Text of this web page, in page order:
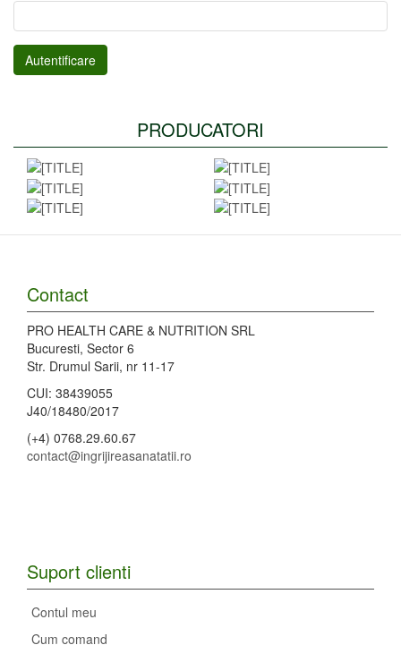
Autentificare
PRODUCATORI
Contact
PRO HEALTH CARE & NUTRITION SRL
Bucuresti, Sector 6
Str. Drumul Sarii, nr 11-17
CUI: 38439055
J40/18480/2017
(+4) 0768.29.60.67
contact@ingrijireasanatatii.ro
Suport clienti
Contul meu
Cum comand